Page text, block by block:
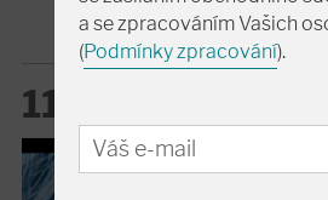
11. 9. pá
a se zpracováním Vašich
(Podmínky zpracování).